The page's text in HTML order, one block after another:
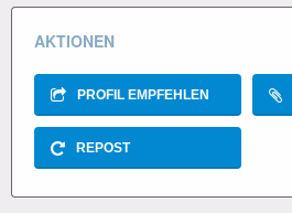
AKTIONEN
PROFIL EMPFEHLEN
REPOST